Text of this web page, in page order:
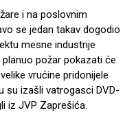
i na poslovnim
se jedan takav dogodio
mesne industrije
požar pokazati će
vrućine pridonijele
su izašli vatrogasci DVD-
iz JVP Zaprešića.